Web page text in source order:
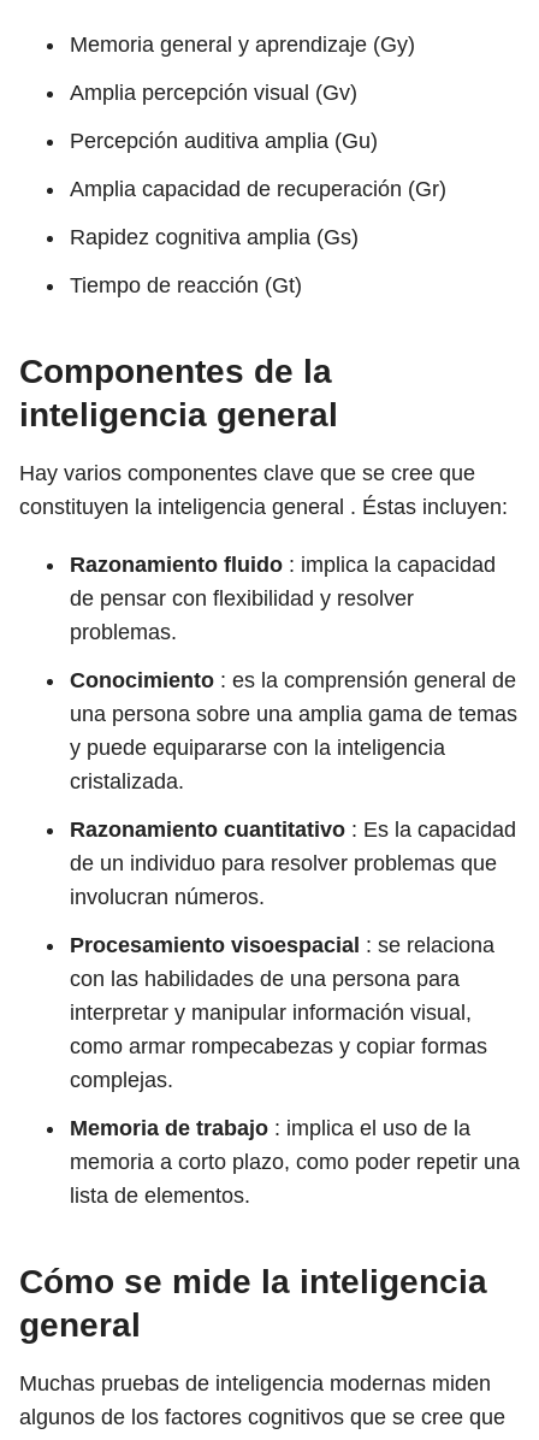
Memoria general y aprendizaje (Gy)
Amplia percepción visual (Gv)
Percepción auditiva amplia (Gu)
Amplia capacidad de recuperación (Gr)
Rapidez cognitiva amplia (Gs)
Tiempo de reacción (Gt)
Componentes de la
inteligencia general
Hay varios componentes clave que se cree que
constituyen la inteligencia general . Éstas incluyen:
Razonamiento fluido : implica la capacidad
de pensar con flexibilidad y resolver
problemas.
Conocimiento : es la comprensión general de
una persona sobre una amplia gama de temas
y puede equipararse con la inteligencia
cristalizada.
Razonamiento cuantitativo : Es la capacidad
de un individuo para resolver problemas que
involucran números.
Procesamiento visoespacial : se relaciona
con las habilidades de una persona para
interpretar y manipular información visual,
como armar rompecabezas y copiar formas
complejas.
Memoria de trabajo : implica el uso de la
memoria a corto plazo, como poder repetir una
lista de elementos.
Cómo se mide la inteligencia
general
Muchas pruebas de inteligencia modernas miden
algunos de los factores cognitivos que se cree que